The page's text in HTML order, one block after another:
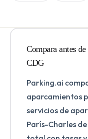
Compara antes
CDG
Parking.ai
aparcamientos
servicios de
París-Charles